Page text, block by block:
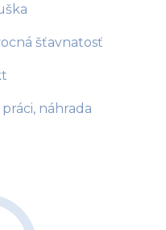
šťavnatosť
náhrada